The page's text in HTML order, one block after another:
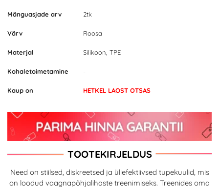
Mänguasjade arv 2tk
Värv Roosa
Materjal Silikoon, TPE
Kohaletoimetamine -
Kaup on HETKEL LAOST OTSAS
TOOTEKIRJELDUS
Need on stiilsed, diskreetsed ja üliefektiivsed tupekuulid, mis
on loodud vaagnapõhjalihaste treenimiseks. Treenides oma